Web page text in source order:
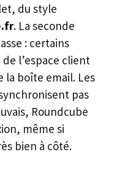
du style
. La seconde
: certains
l’espace client
la boîte email. Les
pas
Roundcube
même si
bien à côté.